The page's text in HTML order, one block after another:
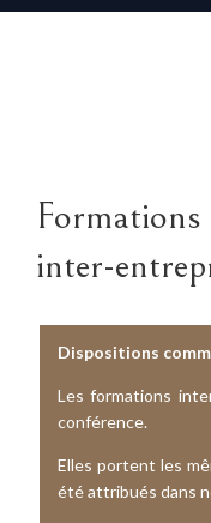
inter-
Dispositions
Les formations
conférence.
Elles portent les
été attribués dans